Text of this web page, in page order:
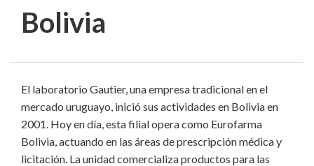
Bolivia
El laboratorio Gautier, una empresa tradicional en el
mercado uruguayo, inició sus actividades en Bolivia en
2001. Hoy en día, esta filial opera como Eurofarma
Bolivia, actuando en las áreas de prescripción médica y
licitación. La unidad comercializa productos para las